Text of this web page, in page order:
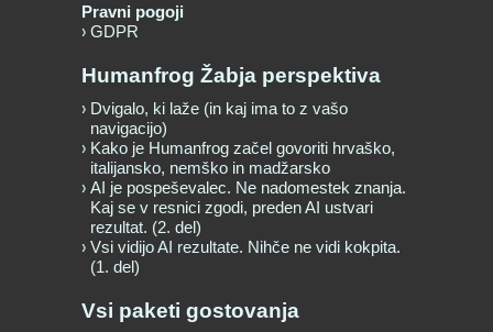
Pravni pogoji
GDPR
Humanfrog Žabja perspektiva
Dvigalo, ki laže (in kaj ima to z vašo
navigacijo)
Kako je Humanfrog začel govoriti hrvaško,
italijansko, nemško in madžarsko
AI je pospeševalec. Ne nadomestek znanja.
Kaj se v resnici zgodi, preden AI ustvari
rezultat. (2. del)
Vsi vidijo AI rezultate. Nihče ne vidi kokpita.
(1. del)
Vsi paketi gostovanja